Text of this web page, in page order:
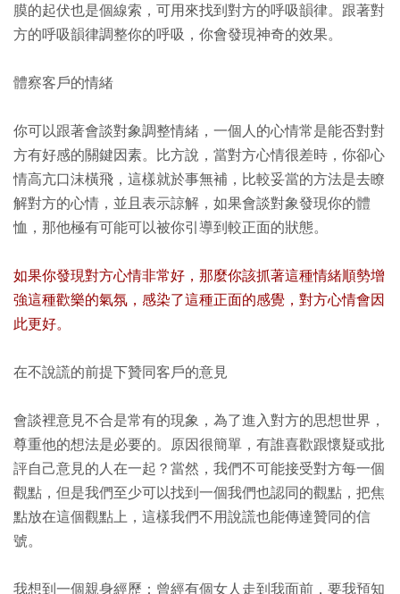
膜的起伏也是個線索，可用來找到對方的呼吸韻律。跟著對
方的呼吸韻律調整你的呼吸，你會發現神奇的效果。
體察客戶的情緒
你可以跟著會談對象調整情緒，一個人的心情常是能否對對
方有好感的關鍵因素。比方說，當對方心情很差時，你卻心
情高亢口沫橫飛，這樣就於事無補，比較妥當的方法是去瞭
解對方的心情，並且表示諒解，如果會談對象發現你的體
恤，那他極有可能可以被你引導到較正面的狀態。
如果你發現對方心情非常好，那麼你該抓著這種情緒順勢增
強這種歡樂的氣氛，感染了這種正面的感覺，對方心情會因
此更好。
在不說謊的前提下贊同客戶的意見
會談裡意見不合是常有的現象，為了進入對方的思想世界，
尊重他的想法是必要的。原因很簡單，有誰喜歡跟懷疑或批
評自己意見的人在一起？當然，我們不可能接受對方每一個
觀點，但是我們至少可以找到一個我們也認同的觀點，把焦
點放在這個觀點上，這樣我們不用說謊也能傳達贊同的信
號。
我想到一個親身經歷：曾經有個女人走到我面前，要我預知